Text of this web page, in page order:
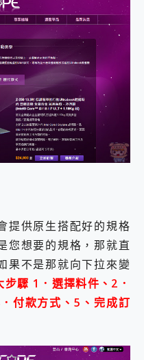
提供原生搭配好的規格
您想要的規格，那就直
果不是那就向下拉來變
步驟 1．選擇料件、2．
付款方式、5、完成訂